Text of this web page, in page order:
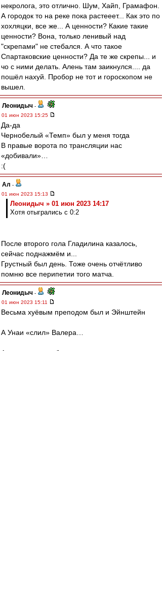
некролога, это отлично. Шум, Хайп, Грамафон.
А городок то на реке пока растееет... Как это по
хохляцки, все же... А ценности? Какие такие
ценности? Вона, только ленивый над
"скрепами" не стебался. А что такое
Спартаковские ценности? Да те же скрепы... и
чо с ними делать. Алень там заикнулся.... да
пошёл нахуй. Пробор не тот и гороскопом не
вышел.
Леонидыч -
01 июн 2023 15:25
Да-да
Чернобелый «Темп» был у меня тогда
В правые ворота по трансляции нас
«добивали»…
:(
Ал -
01 июн 2023 15:13
Леонидыч » 01 июн 2023 14:17
Хотя отыгрались с 0:2
После второго гола Гладилина казалось,
сейчас поднажмём и...
Грустный был день. Тоже очень отчётливо
помню все перипетии того матча.
Леонидыч -
01 июн 2023 15:11
Весьма хуёвым преподом был и Эйнштейн
А Унаи «слил» Валера…
А всего-то надо было выпиздить из команды